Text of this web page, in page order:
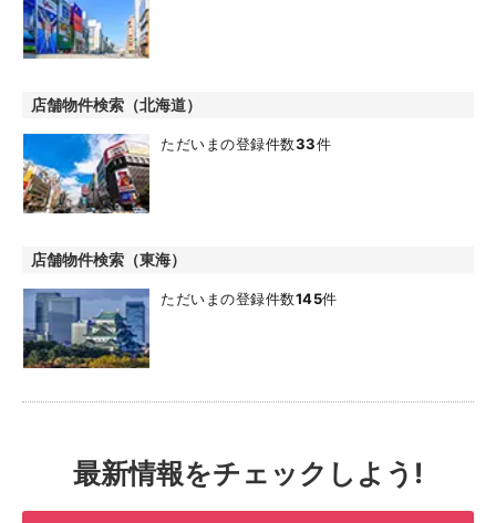
店舗物件検索（北海道）
ただいまの登録件数33件
店舗物件検索（東海）
ただいまの登録件数145件
最新情報をチェックしよう!